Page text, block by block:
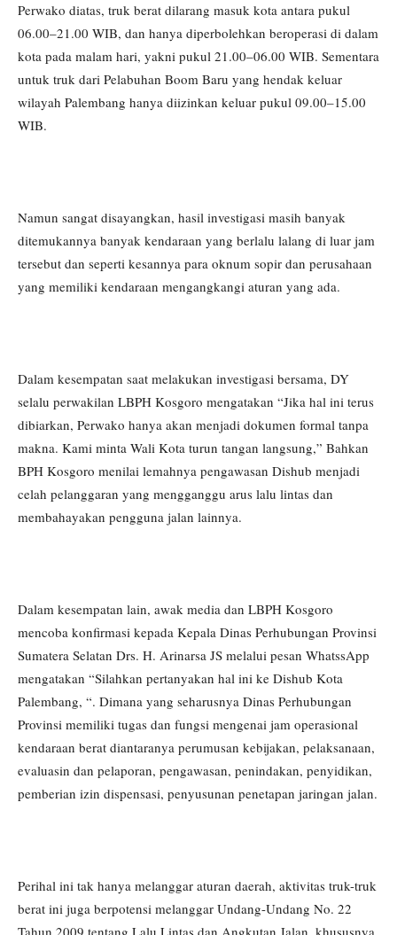
Perwako diatas, truk berat dilarang masuk kota antara pukul
06.00–21.00 WIB, dan hanya diperbolehkan beroperasi di dalam
kota pada malam hari, yakni pukul 21.00–06.00 WIB. Sementara
untuk truk dari Pelabuhan Boom Baru yang hendak keluar
wilayah Palembang hanya diizinkan keluar pukul 09.00–15.00
WIB.
Namun sangat disayangkan, hasil investigasi masih banyak
ditemukannya banyak kendaraan yang berlalu lalang di luar jam
tersebut dan seperti kesannya para oknum sopir dan perusahaan
yang memiliki kendaraan mengangkangi aturan yang ada.
Dalam kesempatan saat melakukan investigasi bersama, DY
selalu perwakilan LBPH Kosgoro mengatakan “Jika hal ini terus
dibiarkan, Perwako hanya akan menjadi dokumen formal tanpa
makna. Kami minta Wali Kota turun tangan langsung,” Bahkan
BPH Kosgoro menilai lemahnya pengawasan Dishub menjadi
celah pelanggaran yang mengganggu arus lalu lintas dan
membahayakan pengguna jalan lainnya.
Dalam kesempatan lain, awak media dan LBPH Kosgoro
mencoba konfirmasi kepada Kepala Dinas Perhubungan Provinsi
Sumatera Selatan Drs. H. Arinarsa JS melalui pesan WhatssApp
mengatakan “Silahkan pertanyakan hal ini ke Dishub Kota
Palembang, “. Dimana yang seharusnya Dinas Perhubungan
Provinsi memiliki tugas dan fungsi mengenai jam operasional
kendaraan berat diantaranya perumusan kebijakan, pelaksanaan,
evaluasin dan pelaporan, pengawasan, penindakan, penyidikan,
pemberian izin dispensasi, penyusunan penetapan jaringan jalan.
Perihal ini tak hanya melanggar aturan daerah, aktivitas truk-truk
berat ini juga berpotensi melanggar Undang-Undang No. 22